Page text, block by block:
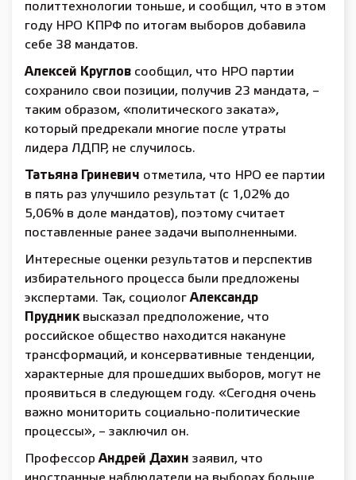
политтехнологии тоньше, и сообщил, что в этом
году НРО КПРФ по итогам выборов добавила
себе 38 мандатов.
Алексей Круглов сообщил, что НРО партии
сохранило свои позиции, получив 23 мандата, –
таким образом, «политического заката»,
который предрекали многие после утраты
лидера ЛДПР, не случилось.
Татьяна Гриневич отметила, что НРО ее партии
в пять раз улучшило результат (с 1,02% до
5,06% в доле мандатов), поэтому считает
поставленные ранее задачи выполненными.
Интересные оценки результатов и перспектив
избирательного процесса были предложены
экспертами. Так, социологАлександр
Прудниквысказал предположение, что
российское общество находится накануне
трансформаций, и консервативные тенденции,
характерные для прошедших выборов, могут не
проявиться в следующем году. «Сегодня очень
важно мониторить социально-политические
процессы», – заключил он.
ПрофессорАндрей Дахин заявил, что